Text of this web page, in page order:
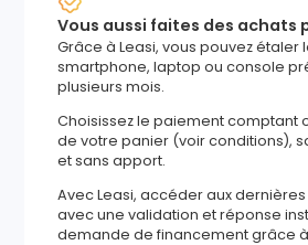
Vous aussi faites des achats
Grâce à Leasi, vous pouvez étaler
smartphone, laptop ou console
plusieurs mois.
Choisissez le paiement comptant
de votre panier (voir conditions),
et sans apport.
Avec Leasi, accéder aux
avec une validation et réponse
demande de financement grâce